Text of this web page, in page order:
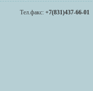
Тел.факс: +7(831)437-66-01